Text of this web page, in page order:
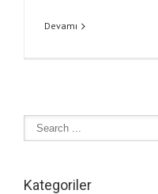
Devamı
Kategoriler